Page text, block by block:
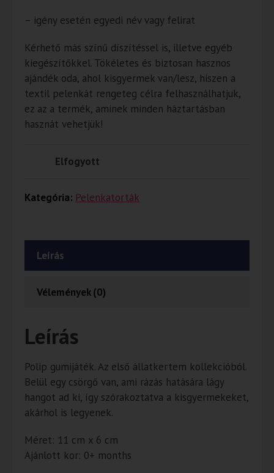
– igény esetén egyedi név vagy felirat
Kérhető más színű díszítéssel is, illetve egyéb
kiegészítőkkel. Tökéletes és biztosan hasznos
ajándék oda, ahol kisgyermek van/lesz, hiszen a
textil pelenkát rengeteg célra felhasználhatjuk,
ez az a termék, aminek minden háztartásban
hasznát vehetjük!
Elfogyott
Kategória: Pelenkatorták
Leírás
Vélemények (0)
Leírás
Polip gumijáték. Az első állatkertem kollekcióból.
Belül egy csörgő van, ami rázás hatására lágy
hangot ad ki, így szórakoztatva a kisgyermekeket,
akárhol is legyenek.
Méret: 11 cm x 6 cm
Ajánlott kor: 0+ months